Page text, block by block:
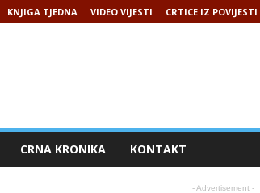
KNJIGA TJEDNA VIDEO VIJESTI CRTICE IZ POVIJESTI
CRNA KRONIKA KONTAKT
- Advertisement -